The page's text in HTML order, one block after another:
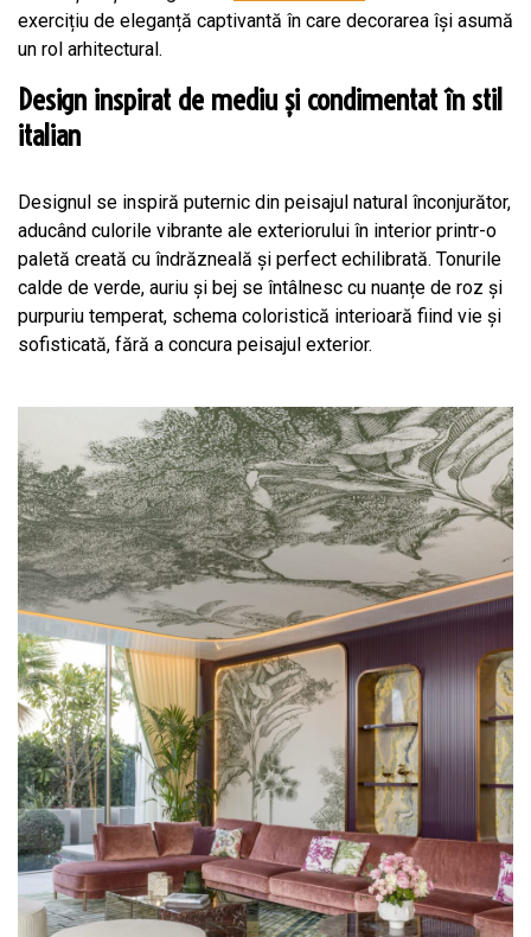
exercițiu de eleganță captivantă în care decorarea își asumă
un rol arhitectural.
Design inspirat de mediu și condimentat în stil
italian
Designul se inspiră puternic din peisajul natural înconjurător,
aducând culorile vibrante ale exteriorului în interior printr-o
paletă creată cu îndrăzneală și perfect echilibrată. Tonurile
calde de verde, auriu și bej se întâlnesc cu nuanțe de roz și
purpuriu temperat, schema coloristică interioară fiind vie și
sofisticată, fără a concura peisajul exterior.